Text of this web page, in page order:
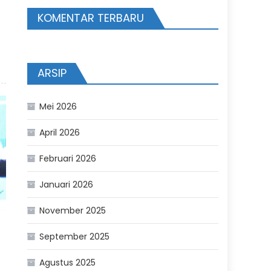
KOMENTAR TERBARU
ARSIP
Mei 2026
April 2026
Februari 2026
Januari 2026
November 2025
September 2025
Agustus 2025